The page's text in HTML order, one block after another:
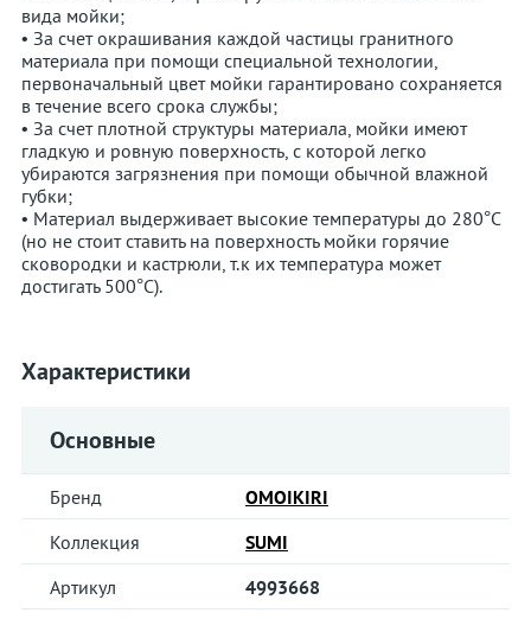
вида мойки;
• За счет окрашивания каждой частицы гранитного
материала при помощи специальной технологии,
первоначальный цвет мойки гарантировано сохраняется
в течение всего срока службы;
• За счет плотной структуры материала, мойки имеют
гладкую и ровную поверхность, с которой легко
убираются загрязнения при помощи обычной влажной
губки;
• Материал выдерживает высокие температуры до 280°С
(но не стоит ставить на поверхность мойки горячие
сковородки и кастрюли, т.к их температура может
достигать 500°С).
Характеристики
Основные
Бренд
OMOIKIRI
Коллекция
SUMI
Артикул
4993668